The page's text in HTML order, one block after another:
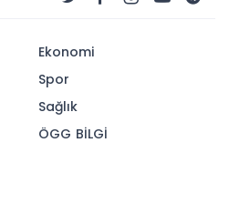
Ekonomi
Spor
Sağlık
ÖGG BİLGİ